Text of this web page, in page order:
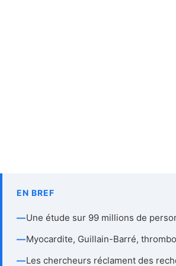
EN BREF
—Une étude sur 99 millions de
—Myocardite, Guillain-Barré,
—Les chercheurs réclament des